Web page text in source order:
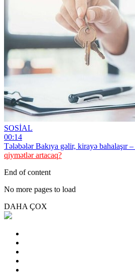
SOSİAL
00:14
Tələbələr Bakıya gəlir, kirayə bahalaşır –
qiymətlər artacaq?
End of content
No more pages to load
DAHA ÇOX